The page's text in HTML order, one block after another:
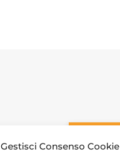
Gestisci Consenso Cookie